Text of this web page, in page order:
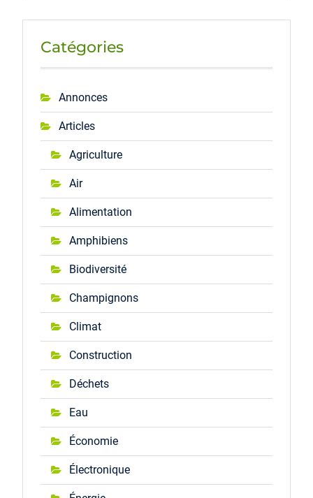
Catégories
Annonces
Articles
Agriculture
Air
Alimentation
Amphibiens
Biodiversité
Champignons
Climat
Construction
Déchets
Eau
Économie
Électronique